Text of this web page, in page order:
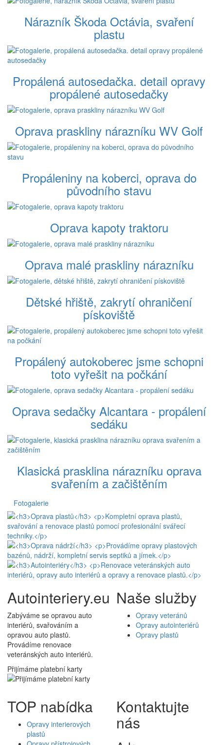
Nárazník Škoda Octávia, svaření
plastu
Propálená autosedačka. detail opravy
propálené autosedačky
Oprava praskliny nárazníku WV Golf
Propáleniny na koberci, oprava do
původního stavu
Oprava kapoty traktoru
Oprava malé praskliny nárazníku
Dětské hřiště, zakrytí ohraničení
pískoviště
Propálený autokoberec jsme schopni
toto vyřešit na počkání
Oprava sedačky Alcantara - propálení
sedáku
Klasická prasklina nárazníku oprava
svařením a začištěním
Fotogalerie
Autointeriery.eu
Zabýváme se opravou auto
interiérů, svařováním a
opravou auto plastů.
Provádíme renovace
veteránských auto interiérů.
Přijímáme platební karty
Naše služby
Opravy veteránů
Opravy autointeriérů
Opravy plastů
TOP nabídka
Opravy interierových
plastů
Kontaktujte
nás